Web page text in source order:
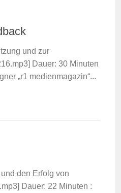
und zur
Dauer: 30 Minuten
„r1 medienmagazin“...
den Erfolg von
Dauer: 22 Minuten :